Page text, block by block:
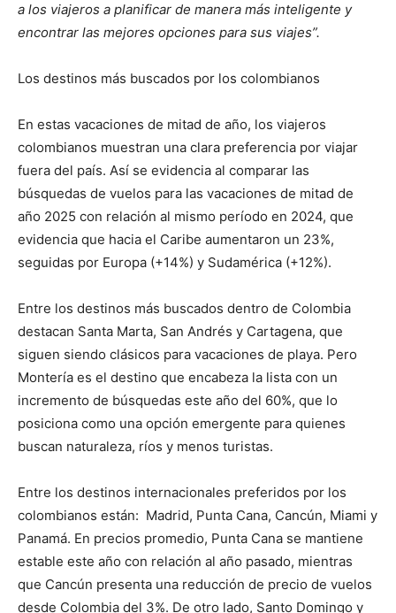
a los viajeros a planificar de manera más inteligente y
encontrar las mejores opciones para sus viajes”.
Los destinos más buscados por los colombianos
En estas vacaciones de mitad de año, los viajeros
colombianos muestran una clara preferencia por viajar
fuera del país. Así se evidencia al comparar las
búsquedas de vuelos para las vacaciones de mitad de
año 2025 con relación al mismo período en 2024, que
evidencia que hacia el Caribe aumentaron un 23%,
seguidas por Europa (+14%) y Sudamérica (+12%).
Entre los destinos más buscados dentro de Colombia
destacan Santa Marta, San Andrés y Cartagena, que
siguen siendo clásicos para vacaciones de playa. Pero
Montería es el destino que encabeza la lista con un
incremento de búsquedas este año del 60%, que lo
posiciona como una opción emergente para quienes
buscan naturaleza, ríos y menos turistas.
Entre los destinos internacionales preferidos por los
colombianos están: Madrid, Punta Cana, Cancún, Miami y
Panamá. En precios promedio, Punta Cana se mantiene
estable este año con relación al año pasado, mientras
que Cancún presenta una reducción de precio de vuelos
desde Colombia del 3%. De otro lado, Santo Domingo y